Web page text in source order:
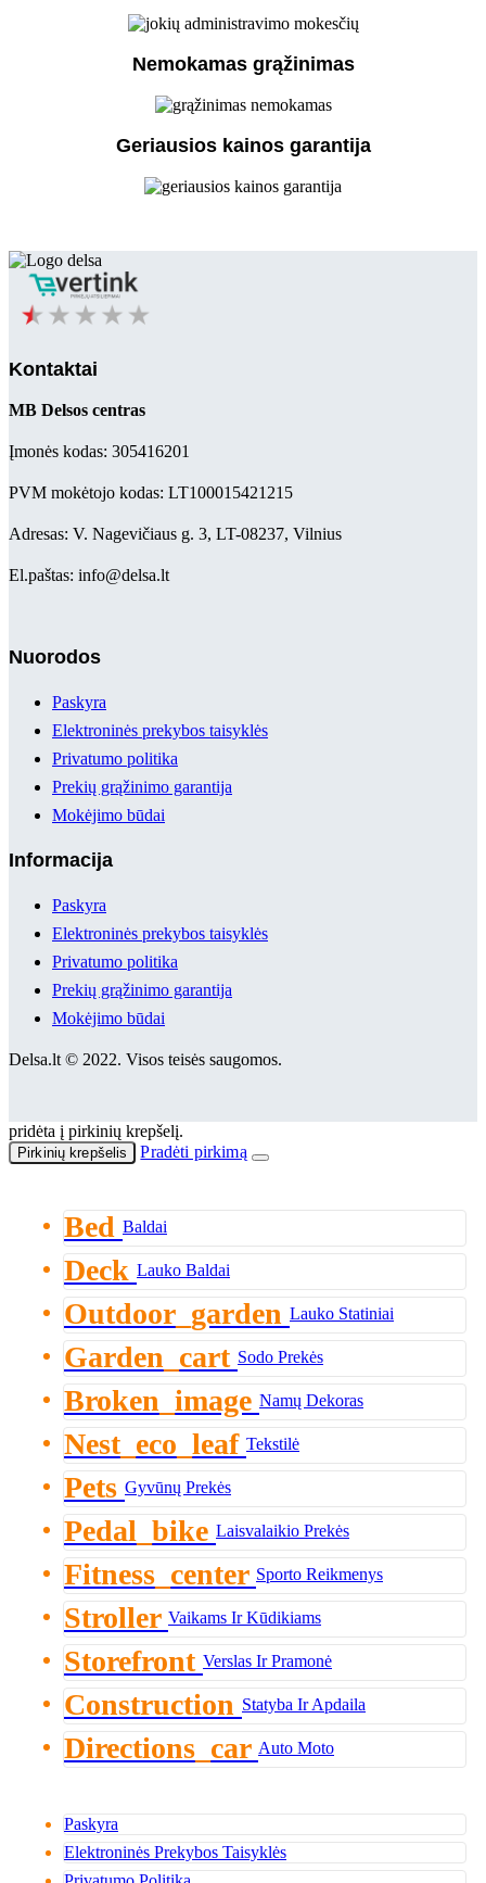
Nemokamas grąžinimas
Geriausios kainos garantija
Kontaktai
MB Delsos centras
Įmonės kodas: 305416201
PVM mokėtojo kodas: LT100015421215
Adresas: V. Nagevičiaus g. 3, LT-08237, Vilnius
El.paštas: info@delsa.lt
Nuorodos
Paskyra
Elektroninės prekybos taisyklės
Privatumo politika
Prekių grąžinimo garantija
Mokėjimo būdai
Informacija
Paskyra
Elektroninės prekybos taisyklės
Privatumo politika
Prekių grąžinimo garantija
Mokėjimo būdai
Delsa.lt © 2022. Visos teisės saugomos.
pridėta į pirkinių krepšelį.
Pirkinių krepšelis Pradėti pirkimą
Bed Baldai
Deck Lauko Baldai
Outdoor_garden Lauko Statiniai
Garden_cart Sodo Prekės
Broken_image Namų Dekoras
Nest_eco_leaf Tekstilė
Pets Gyvūnų Prekės
Pedal_bike Laisvalaikio Prekės
Fitness_center Sporto Reikmenys
Stroller Vaikams Ir Kūdikiams
Storefront Verslas Ir Pramonė
Construction Statyba Ir Apdaila
Directions_car Auto Moto
Paskyra
Elektroninės Prekybos Taisyklės